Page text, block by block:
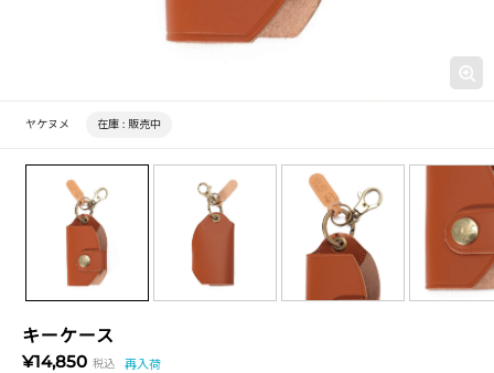
キーケース
¥14,850 税込 再入荷
ヤケヌメ 在庫 : 販売中